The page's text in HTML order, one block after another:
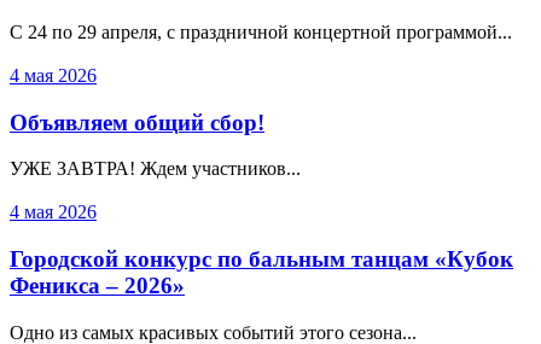
С 24 по 29 апреля, с праздничной концертной программой...
4 мая 2026
Объявляем общий сбор!
УЖЕ ЗАВТРА! Ждем участников...
4 мая 2026
Городской конкурс по бальным танцам «Кубок
Феникса – 2026»
Одно из самых красивых событий этого сезона...